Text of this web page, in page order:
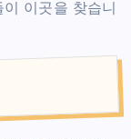
이곳을 찾습니